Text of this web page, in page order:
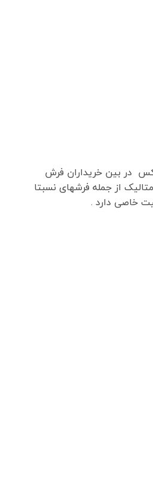
یک فرش لوکس در بین خریداران فرش
از جمله فرشهای نسبتا
خاصی دارد .